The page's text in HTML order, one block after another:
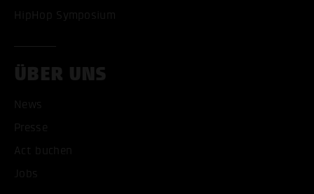
HipHop Symposium
ÜBER UNS
News
Presse
Act buchen
Jobs